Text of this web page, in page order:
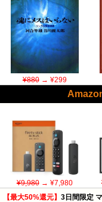
¥880→ ¥299
¥9,980→ ¥7,980
【最大50%還元】 3日間限定